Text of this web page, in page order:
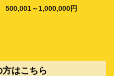
500,001～1,000,000円
はこちら